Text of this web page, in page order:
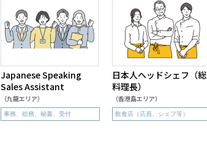
Japanese Speaking
Sales Assistant
（九龍エリア）
事務、総務、秘書、受付
日本人ヘッドシェフ（総
料理長）
（香港島エリア）
飲食店（店員、シェフ等）